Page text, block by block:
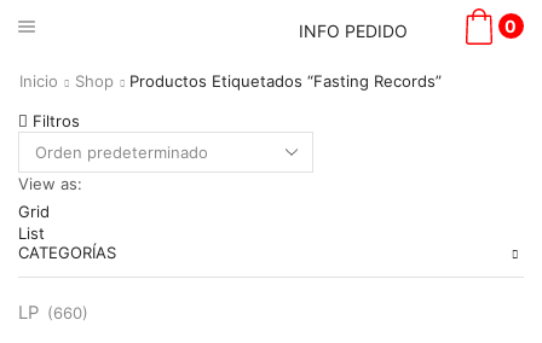
INFO PEDIDO 0
Inicio Shop Productos Etiquetados “Fasting Records”
Filtros
View as:
Grid
List
CATEGORÍAS
LP (660)